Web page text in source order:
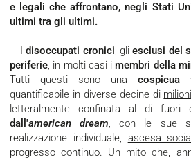
e legali che affrontano, negli Stati
ultimi tra gli ultimi.
Idisoccupati cronici, gliesclusi del
periferie, in molti casi i membri della
Tutti questi sono una cospicua
quantificabile in diverse decine di
letteralmente confinata al di fuori
dall'american dream, con le sue
realizzazione individuale, ascesa
progresso continuo. Un mito che,